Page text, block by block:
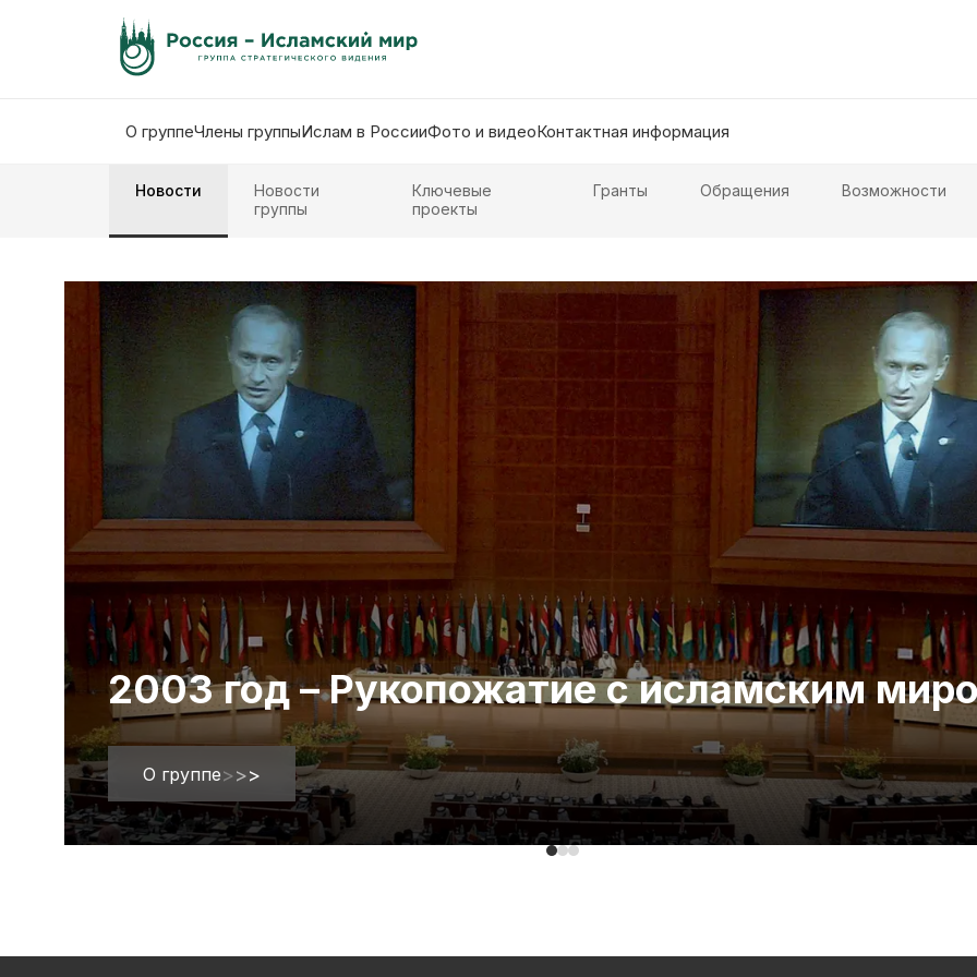
О группеЧлены группыИслам в РоссииФото и видеоКонтактная информация
Новости
Новости
группы
Ключевые
проекты
Гранты Обращения Возможности
2003 год – Рукопожатие с исламским
О группе>>>